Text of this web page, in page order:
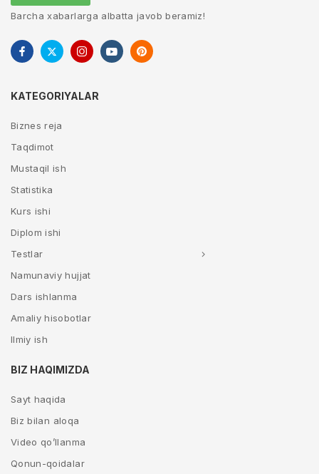
Barcha xabarlarga albatta javob beramiz!
KATEGORIYALAR
Biznes reja
Taqdimot
Mustaqil ish
Statistika
Kurs ishi
Diplom ishi
Testlar
Namunaviy hujjat
Dars ishlanma
Amaliy hisobotlar
Ilmiy ish
BIZ HAQIMIZDA
Sayt haqida
Biz bilan aloqa
Video qo’llanma
Qonun-qoidalar